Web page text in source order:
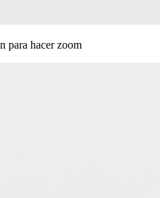
para hacer zoom